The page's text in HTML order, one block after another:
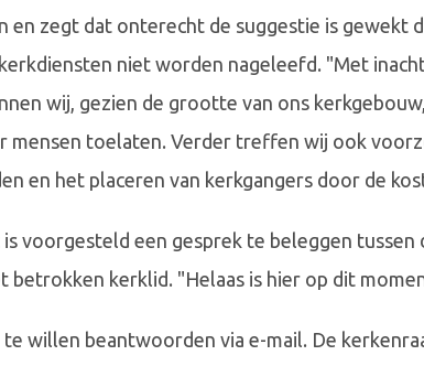
en zegt dat onterecht de suggestie is gewekt
niet worden nageleefd. "Met
wij, gezien de grootte van ons
mensen toelaten. Verder treffen wij ook
en het placeren van kerkgangers door de
voorgesteld een gesprek te beleggen tussen
betrokken kerklid. "Helaas is hier op dit
willen beantwoorden via e-mail. De